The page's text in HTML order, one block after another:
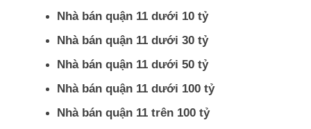
Nhà bán quận 11 dưới 10 tỷ
Nhà bán quận 11 dưới 30 tỷ
Nhà bán quận 11 dưới 50 tỷ
Nhà bán quận 11 dưới 100 tỷ
Nhà bán quận 11 trên 100 tỷ